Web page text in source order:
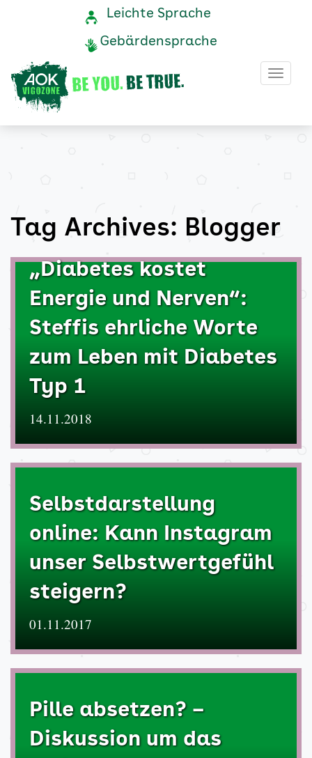
Blogger
Archive
AOK
Vigozone
Navigation
Service-
Leichte Sprache
Gebärdensprache
Tag Archives: Blogger
„Diabetes kostet
Energie und Nerven“:
Steffis ehrliche Worte
zum Leben mit Diabetes
Typ 1
14.11.2018
Selbstdarstellung
online: Kann Instagram
unser Selbstwertgefühl
steigern?
01.11.2017
Pille absetzen? –
Diskussion um das